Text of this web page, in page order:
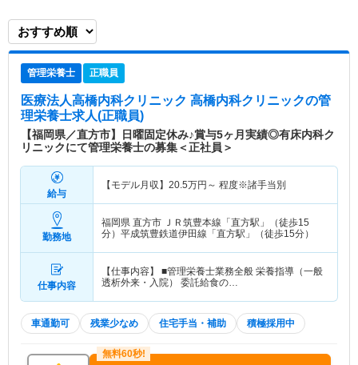
丸となり取り組んでいます。 また一般外来では循
り、患者様を包み込む温かな医療提供を目指し取り
組んでいます。 【病床数】 ■透析ベッド数：109床
■一般病床数：10床／療養病床数：4床
管理栄養士 正職員
医療法人高橋内科クリニック 高橋内科クリニックの管
理栄養士求人(正職員)
【福岡県／直方市】日曜固定休み♪賞与5ヶ月実績◎有床内科ク
リニックにて管理栄養士の募集＜正社員＞
給与
【モデル月収】 20.5万円～ 程度※諸手当別
勤務地
福岡県 直方市
ＪＲ筑豊本線「直方駅」（徒歩15
分）平成筑豊鉄道伊田線「直方駅」（徒歩15分）
仕事内容
【仕事内容】 ■管理栄養士業務全般 栄養指導（一般
透析外来・入院） 委託給食の…
車通勤可 残業少なめ 住宅手当・補助 積極採用中